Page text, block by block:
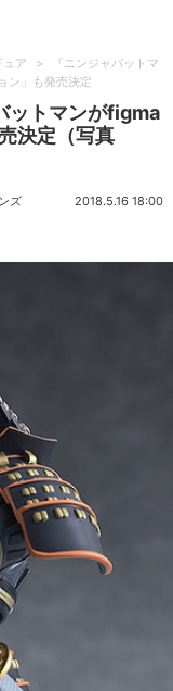
ュア >
『ニンジャバットマ
ン」も発売決定
ットマンがfigma
決定（写真
ズ 2018.5.16 18:00